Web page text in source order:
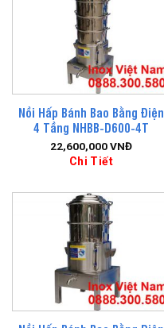
Nồi Hấp Bánh Bao Bằng Điện
4 Tầng NHBB-D600-4T
22,600,000VNĐ
Chi Tiết